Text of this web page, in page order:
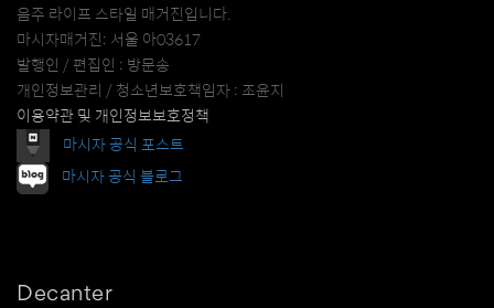
음주 라이프 스타일 매거진입니다.
마시자매거진: 서울 아03617
발행인 / 편집인 : 방문송
개인정보관리 / 청소년보호책임자 : 조윤지
이용약관 및 개인정보보호정책
마시자 공식 포스트
마시자 공식 블로그
Decanter